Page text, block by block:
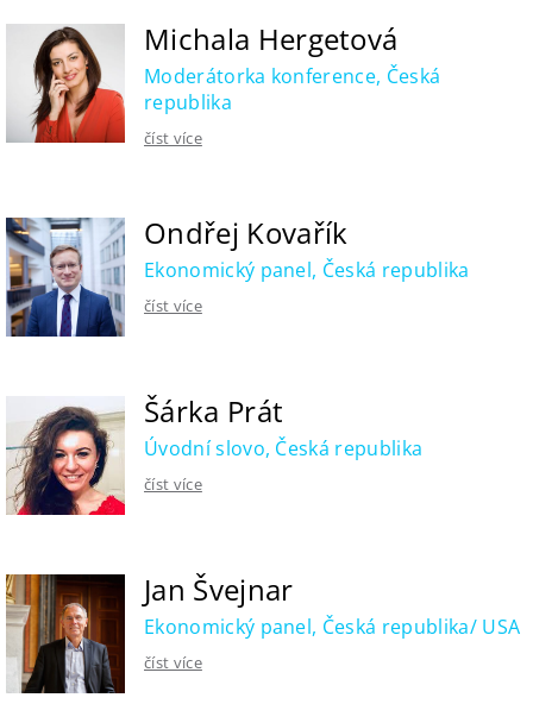
Michala Hergetová
Moderátorka konference, Česká
republika
číst více
Ondřej Kovařík
Ekonomický panel, Česká republika
číst více
Šárka Prát
Úvodní slovo, Česká republika
číst více
Jan Švejnar
Ekonomický panel, Česká republika/ USA
číst více